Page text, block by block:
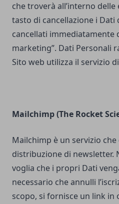
che troverà all’interno
tasto di cancellazione i Dati
cancellati immediatamente
marketing”. Dati Personali
Sito web utilizza il servizio
Mailchimp (The Rocket
Mailchimp è un servizio
distribuzione di newsletter.
voglia che i propri Dati
necessario che annulli
scopo, si fornisce un link